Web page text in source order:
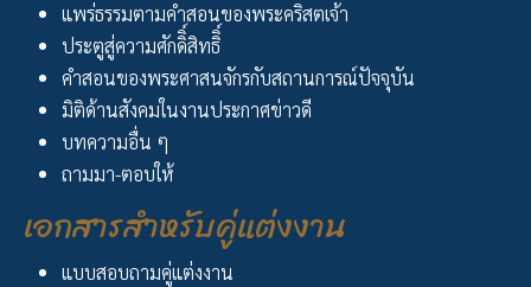
แพร่ธรรมตามคำสอนของพระคริสตเจ้า
ประตูสู่ความศักดิิ์สิทธิิ์
คำสอนของพระศาสนจักรกับสถานการณ์ปัจจุบัน
มิติด้านสังคมในงานประกาศข่าวดี
บทความอื่น ๆ
ถามมา-ตอบให้
เอกสารสำหรับคู่แต่งงาน
แบบสอบถามคู่แต่งงาน